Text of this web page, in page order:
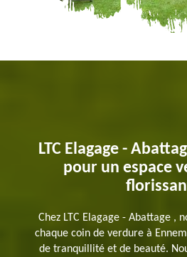
LTC Elagage -
pour un espace
Chez LTC Elagage - Abattage ,
chaque coin de verdure à
de tranquillité et de beauté.